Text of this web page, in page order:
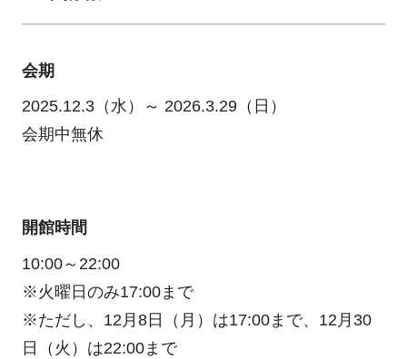
会期
2025.12.3（水）～ 2026.3.29（日）
会期中無休
開館時間
10:00～22:00
※火曜日のみ17:00まで
※ただし、12月8日（月）は17:00まで、12月30
日（火）は22:00まで